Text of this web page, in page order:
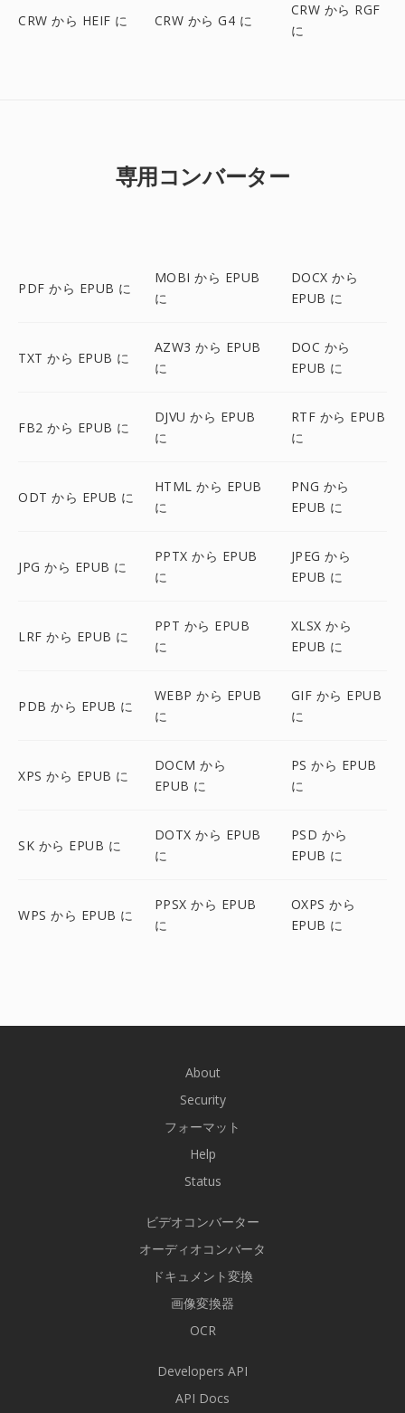
CRW から HEIF に CRW から G4 に
CRW から RGF
に
専用コンバーター
PDF から EPUB に
MOBI から EPUB
に
DOCX から
EPUB に
TXT から EPUB に
AZW3 から EPUB
に
DOC から
EPUB に
FB2 から EPUB に
DJVU から EPUB
に
RTF から EPUB
に
ODT から EPUB に
HTML から EPUB
に
PNG から
EPUB に
JPG から EPUB に
PPTX から EPUB
に
JPEG から
EPUB に
LRF から EPUB に
PPT から EPUB
に
XLSX から
EPUB に
PDB から EPUB に
WEBP から EPUB
に
GIF から EPUB
に
XPS から EPUB に
DOCM から
EPUB に
PS から EPUB
に
SK から EPUB に
DOTX から EPUB
に
PSD から
EPUB に
WPS から EPUB に
PPSX から EPUB
に
OXPS から
EPUB に
About
Security
フォーマット
Help
Status
ビデオコンバーター
オーディオコンバータ
ドキュメント変換
画像変換器
OCR
Developers API
API Docs